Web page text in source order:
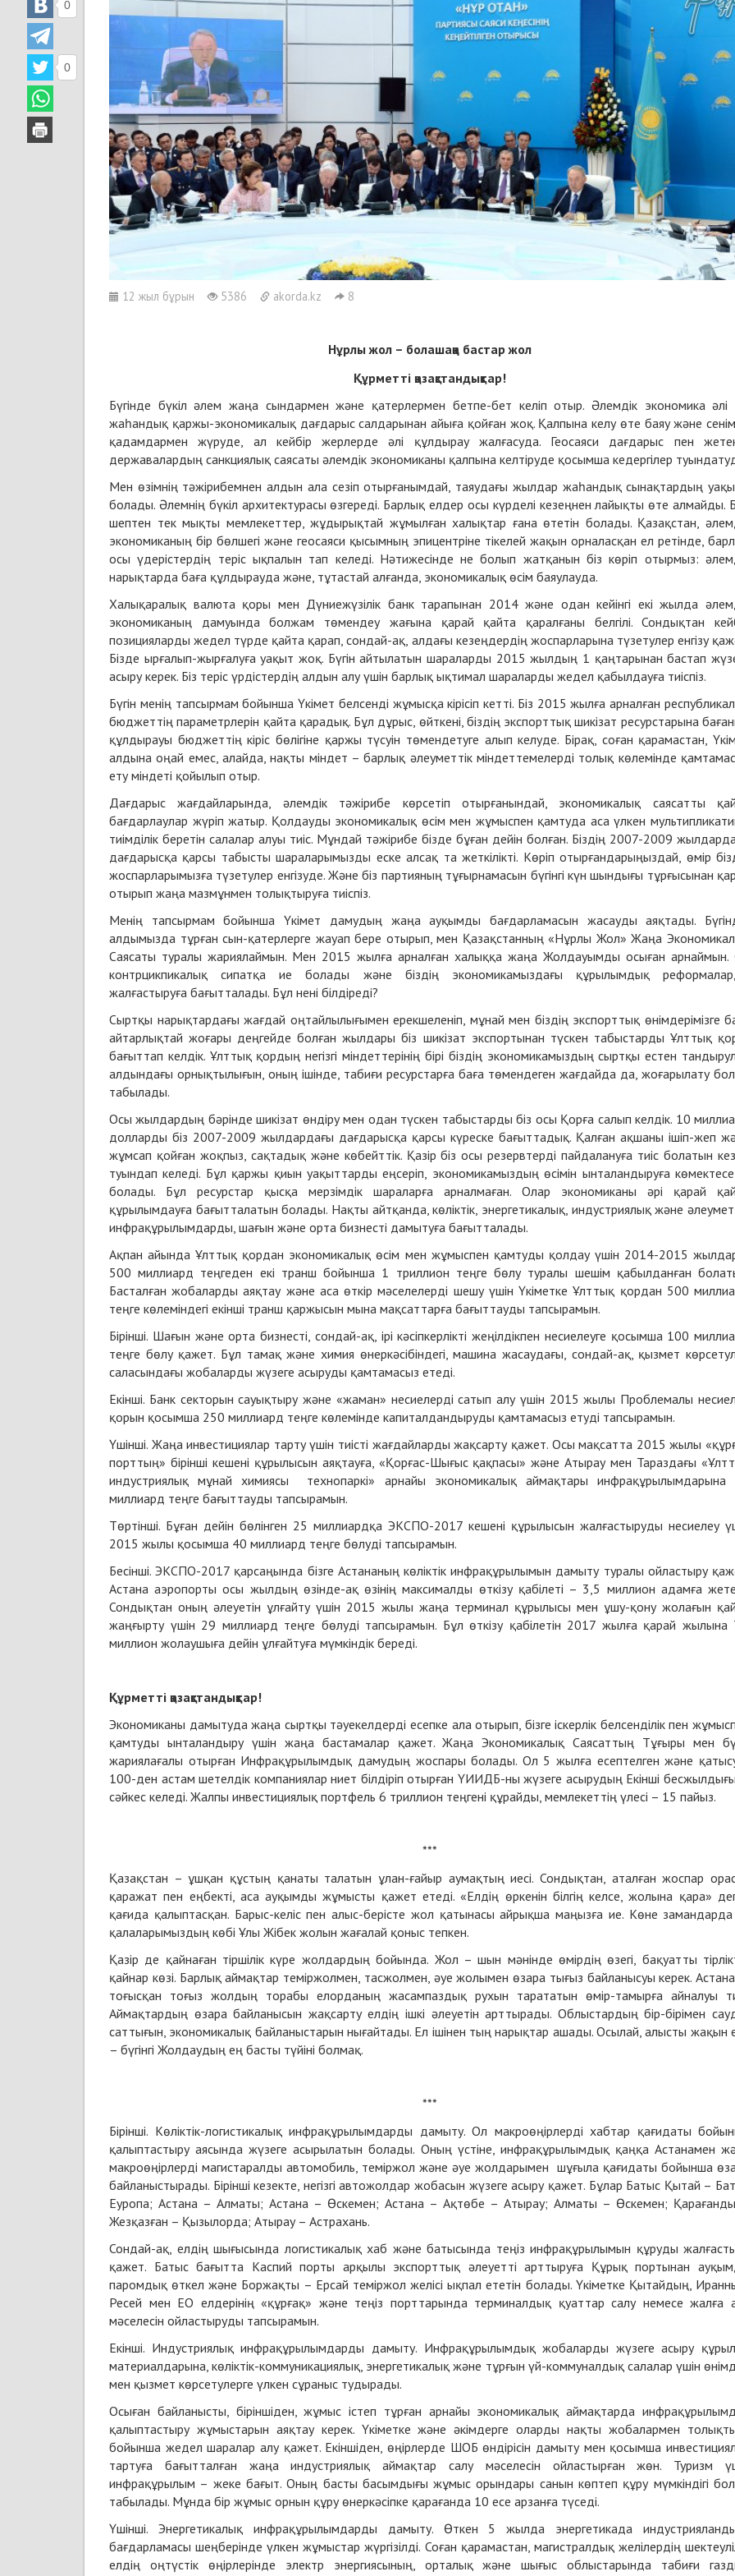
12 жыл бұрын 5386 akorda.kz 8
0
0
Нұрлы жол – болашаққа бастар жол
Құрметті қазақстандықтар!
Бүгінде бүкіл әлем жаңа сындармен және қатерлермен бетпе-бет келіп отыр. Әлемдік экономика әлі
жаһандық қаржы-экономикалық дағдарыс салдарынан айыға қойған жоқ. Қалпына келу өте баяу және
қадамдармен жүруде, ал кейбір жерлерде әлі құлдырау жалғасуда. Геосаяси дағдарыс пен
державалардың санкциялық саясаты әлемдік экономиканы қалпына келтіруде қосымша кедергілер
Мен өзімнің тәжірибемнен алдын ала сезіп отырғанымдай, таяудағы жылдар жаһандық сынақтардың
болады. Әлемнің бүкіл архитектурасы өзгереді. Барлық елдер осы күрделі кезеңнен лайықты өте алмайды.
шептен тек мықты мемлекеттер, жұдырықтай жұмылған халықтар ғана өтетін болады. Қазақстан,
экономиканың бір бөлшегі және геосаяси қысымның эпицентріне тікелей жақын орналасқан ел ретінде,
осы үдерістердің теріс ықпалын тап келеді. Нәтижесінде не болып жатқанын біз көріп отырмыз:
нарықтарда баға құлдырауда және, тұтастай алғанда, экономикалық өсім баяулауда.
Халықаралық валюта қоры мен Дүниежүзілік банк тарапынан 2014 және одан кейінгі екі жылда
экономиканың дамуында болжам төмендеу жағына қарай қайта қаралғаны белгілі. Сондықтан
позицияларды жедел түрде қайта қарап, сондай-ақ, алдағы кезеңдердің жоспарларына түзетулер енгізу
Бізде ырғалып-жырғалуға уақыт жоқ. Бүгін айтылатын шараларды 2015 жылдың 1 қаңтарынан бастап
асыру керек. Біз теріс үрдістердің алдын алу үшін барлық ықтимал шараларды жедел қабылдауға тиіспіз.
Бүгін менің тапсырмам бойынша Үкімет белсенді жұмысқа кірісіп кетті. Біз 2015 жылға арналған
бюджеттің параметрлерін қайта қарадық. Бұл дұрыс, өйткені, біздің экспорттық шикізат ресурстарына
құлдырауы бюджеттің кіріс бөлігіне қаржы түсуін төмендетуге алып келуде. Бірақ, соған қарамастан,
алдына оңай емес, алайда, нақты міндет – барлық әлеуметтік міндеттемелерді толық көлемінде
ету міндеті қойылып отыр.
Дағдарыс жағдайларында, әлемдік тәжірибе көрсетіп отырғанындай, экономикалық саясатты
бағдарлаулар жүріп жатыр. Қолдауды экономикалық өсім мен жұмыспен қамтуда аса үлкен
тиімділік беретін салалар алуы тиіс. Мұндай тәжірибе бізде бұған дейін болған. Біздің 2007-2009
дағдарысқа қарсы табысты шараларымызды еске алсақ та жеткілікті. Көріп отырғандарыңыздай, өмір
жоспарларымызға түзетулер енгізуде. Және біз партияның тұғырнамасын бүгінгі күн шындығы тұрғысынан
отырып жаңа мазмұнмен толықтыруға тиіспіз.
Менің тапсырмам бойынша Үкімет дамудың жаңа ауқымды бағдарламасын жасауды аяқтады.
алдымызда тұрған сын-қатерлерге жауап бере отырып, мен Қазақстанның «Нұрлы Жол» Жаңа
Саясаты туралы жариялаймын. Мен 2015 жылға арналған халыққа жаңа Жолдауымды осыған арнаймын.
контрцикпикалық сипатқа ие болады және біздің экономикамыздағы құрылымдық
жалғастыруға бағытталады. Бұл нені білдіреді?
Сыртқы нарықтардағы жағдай оңтайлылығымен ерекшеленіп, мұнай мен біздің экспорттық өнімдерімізге
айтарлықтай жоғары деңгейде болған жылдары біз шикізат экспортынан түскен табыстарды Ұлттық
бағыттап келдік. Ұлттық қордың негізгі міндеттерінің бірі біздің экономикамыздың сыртқы естен
алдындағы орнықтылығын, оның ішінде, табиғи ресурстарға баға төмендеген жағдайда да, жоғарылату
табылады.
Осы жылдардың бәрінде шикізат өндіру мен одан түскен табыстарды біз осы Қорға салып келдік. 10
долларды біз 2007-2009 жылдардағы дағдарысқа қарсы күреске бағыттадық. Қалған ақшаны ішіп-жеп
жұмсап қойған жоқпыз, сақтадық және көбейттік. Қазір біз осы резервтерді пайдалануға тиіс болатын
туындап келеді. Бұл қаржы қиын уақыттарды еңсеріп, экономикамыздың өсімін ынталандыруға
болады. Бұл ресурстар қысқа мерзімдік шараларға арналмаған. Олар экономиканы әрі қарай
құрылымдауға бағытталатын болады. Нақты айтқанда, көліктік, энергетикалық, индустриялық және
инфрақұрылымдарды, шағын және орта бизнесті дамытуға бағытталады.
Ақпан айында Ұлттық қордан экономикалық өсім мен жұмыспен қамтуды қолдау үшін 2014-2015
500 миллиард теңгеден екі транш бойынша 1 триллион теңге бөлу туралы шешім қабылданған
Басталған жобаларды аяқтау және аса өткір мәселелерді шешу үшін Үкіметке Ұлттық қордан 500
теңге көлеміндегі екінші транш қаржысын мына мақсаттарға бағыттауды тапсырамын.
Бірінші. Шағын және орта бизнесті, сондай-ақ, ірі кәсіпкерлікті жеңілдікпен несиелеуге қосымша 100
теңге бөлу қажет. Бұл тамақ және химия өнеркәсібіндегі, машина жасаудағы, сондай-ақ, қызмет
саласындағы жобаларды жүзеге асыруды қамтамасыз етеді.
Екінші. Банк секторын сауықтыру және «жаман» несиелерді сатып алу үшін 2015 жылы Проблемалы
қорын қосымша 250 миллиард теңге көлемінде капиталдандыруды қамтамасыз етуді тапсырамын.
Үшінші. Жаңа инвестициялар тарту үшін тиісті жағдайларды жақсарту қажет. Осы мақсатта 2015 жылы
порттың» бірінші кешені құрылысын аяқтауға, «Қорғас-Шығыс қақпасы» және Атырау мен Тараздағы
индустриялық мұнай химиясы технопаркі» арнайы экономикалық аймақтары инфрақұрылымдарына
миллиард теңге бағыттауды тапсырамын.
Төртінші. Бұған дейін бөлінген 25 миллиардқа ЭКСПО-2017 кешені құрылысын жалғастыруды несиелеу
2015 жылы қосымша 40 миллиард теңге бөлуді тапсырамын.
Бесінші. ЭКСПО-2017 қарсаңында бізге Астананың көліктік инфрақұрылымын дамыту туралы ойластыру
Астана аэропорты осы жылдың өзінде-ақ өзінің максималды өткізу қабілеті – 3,5 миллион адамға
Сондықтан оның әлеуетін ұлғайту үшін 2015 жылы жаңа терминал құрылысы мен ұшу-қону жолағын
жаңғырту үшін 29 миллиард теңге бөлуді тапсырамын. Бұл өткізу қабілетін 2017 жылға қарай жылына
миллион жолаушыға дейін ұлғайтуға мүмкіндік береді.
Құрметті қазақстандықтар!
Экономиканы дамытуда жаңа сыртқы тәуекелдерді есепке ала отырып, бізге іскерлік белсенділік пен
қамтуды ынталандыру үшін жаңа бастамалар қажет. Жаңа Экономикалық Саясаттың Тұғыры мен
жариялағалы отырған Инфрақұрылымдық дамудың жоспары болады. Ол 5 жылға есептелген және
100-ден астам шетелдік компаниялар ниет білдіріп отырған ҮИИДБ-ны жүзеге асырудың Екінші
сәйкес келеді. Жалпы инвестициялық портфель 6 триллион теңгені құрайды, мемлекеттің үлесі – 15 пайыз.
***
Қазақстан – ұшқан құстың қанаты талатын ұлан-ғайыр аумақтың иeci. Сондықтан, аталған жоспар
қаражат пен еңбекті, аса ауқымды жұмысты қажет етеді. «Елдің өркенін білгің келсе, жолына қара»
қағида қалыптасқан. Барыс-келіс пен алыс-берісте жол қатынасы айрықша маңызға ие. Көне замандарда
қалаларымыздың көбі Ұлы Жібек жолын жағалай қоныс тепкен.
Қазір де қайнаған тіршілік күре жолдардың бойында. Жол – шын мәнінде өмірдің өзегі, бақуатты
қайнар көзі. Барлық аймақтар теміржолмен, тасжолмен, әуе жолымен өзара тығыз байланысуы керек.
тоғысқан тоғыз жолдың торабы елорданың жасампаздық рухын тарататын өмір-тамырға айналуы
Аймақтардың өзара байланысын жақсарту елдің ішкі әлеуетін арттырады. Облыстардың бip-бipiмeн
саттығын, экономикалық байланыстарын нығайтады. Ел ішінен тың нарықтар ашады. Осылай, алысты жақын
– бүгінгі Жолдаудың ең басты түйіні болмақ.
***
Бірінші. Көліктік-логистикалық инфрақұрылымдарды дамыту. Ол макроөңірлерді хабтар қағидаты
қалыптастыру аясында жүзеге асырылатын болады. Оның үстіне, инфрақұрылымдық қаңқа Астанамен
макроөңірлерді магистаралды автомобиль, теміржол және әуе жолдарымен шұғыла қағидаты бойынша
байланыстырады. Бірінші кезекте, негізгі автожолдар жобасын жүзеге асыру қажет. Бұлар Батыс Қытай –
Еуропа; Астана – Алматы; Астана – Өскемен; Астана – Ақтөбе – Атырау; Алматы – Өскемен;
Жезқазған – Қызылорда; Атырау – Астрахань.
Сондай-ақ, елдің шығысында логистикалық хаб және батысында теңіз инфрақұрылымын құруды
қажет. Батыс бағытта Каспий порты арқылы экспорттық әлеуетті арттыруға Құрық портынан
паромдық өткел және Боржақты – Ерсай теміржол желісі ықпал ететін болады. Үкіметке Қытайдың,
Ресей мен ЕО елдерінің «құрғақ» және теңіз порттарында терминалдық қуаттар салу немесе жалға
мәселесін ойластыруды тапсырамын.
Екінші. Индустриялық инфрақұрылымдарды дамыту. Инфрақұрылымдық жобаларды жүзеге асыру
материалдарына, көліктік-коммуникациялық, энергетикалық және тұрғын үй-коммуналдық салалар үшін
мен қызмет көрсетулерге үлкен сұраныс тудырады.
Осыған байланысты, біріншіден, жұмыс істеп тұрған арнайы экономикалық аймақтарда
қалыптастыру жұмыстарын аяқтау керек. Үкіметке және әкімдерге оларды нақты жобалармен
бойынша жедел шаралар алу қажет. Екіншіден, өңірлерде ШОБ өндірісін дамыту мен қосымша
тартуға бағытталған жаңа индустриялық аймақтар салу мәселесін ойластырған жөн. Туризм
инфрақұрылым – жеке бағыт. Оның басты басымдығы жұмыс орындары санын көптеп құру мүмкіндігі
табылады. Мұнда бір жұмыс орнын құру өнеркәсіпке қарағанда 10 есе арзанға түседі.
Үшінші. Энергетикалық инфрақұрылымдарды дамыту. Өткен 5 жылда энергетикада
бағдарламасы шеңберінде үлкен жұмыстар жүргізілді. Соған қарамастан, магистралдық желілердің
елдің оңтүстік өңірлерінде электр энергиясының, орталық және шығыс облыстарында табиғи